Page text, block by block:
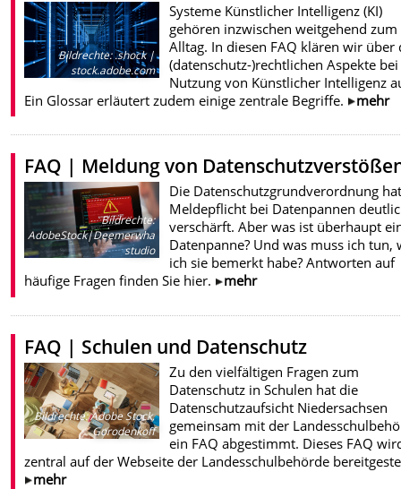
Bildrechte:.shock |
stock.adobe.com
Systeme Künstlicher Intelligenz (KI)
gehören inzwischen weitgehend zum
Alltag. In diesen FAQ klären wir über
(datenschutz-)rechtlichen Aspekte
Nutzung von Künstlicher Intelligenz
Ein Glossar erläutert zudem einige zentrale Begriffe.
mehr
FAQ | Meldung von
Bildrechte:
AdobeStock|Deemerwha
studio
Die Datenschutzgrundverordnung
Meldepflicht bei Datenpannen
verschärft. Aber was ist überhaupt
Datenpanne? Und was muss ich tun,
ich sie bemerkt habe? Antworten auf
häufige Fragen finden Sie hier.
mehr
FAQ | Schulen und Datenschutz
Bildrechte:Adobe Stock,
Gorodenkoff
Zu den vielfältigen Fragen zum
Datenschutz in Schulen hat die
Datenschutzaufsicht Niedersachsen
gemeinsam mit der
ein FAQ abgestimmt. Dieses FAQ
zentral auf der Webseite der Landesschulbehörde
mehr